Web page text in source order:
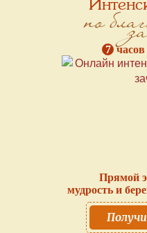
по
7 часов
Прямой
мудрость и